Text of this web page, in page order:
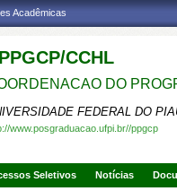
Acadêmicas
CCHL
DO
FEDERAL DO
www.posgraduacao.ufpi.br//ppgcp
Seletivos Notícias